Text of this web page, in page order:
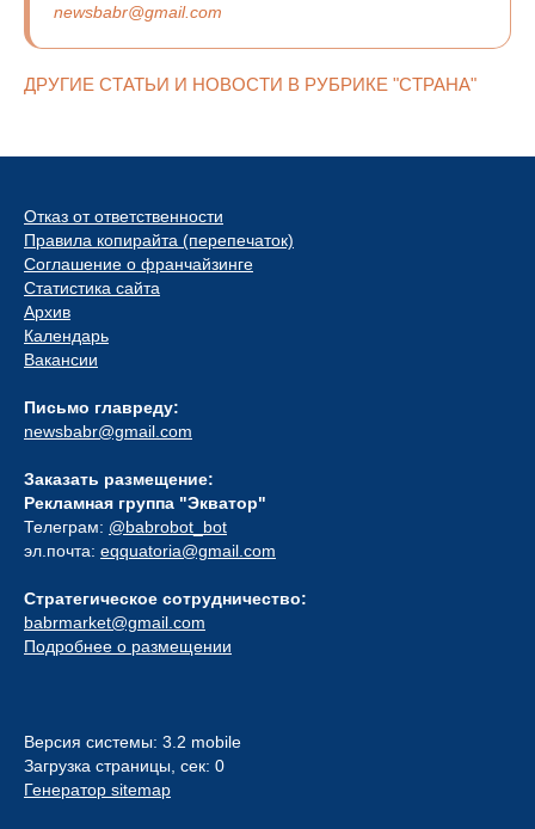
newsbabr@gmail.com
ДРУГИЕ СТАТЬИ И НОВОСТИ В РУБРИКЕ "СТРАНА"
Отказ от ответственности
Правила копирайта (перепечаток)
Соглашение о франчайзинге
Статистика сайта
Архив
Календарь
Вакансии
Письмо главреду:
newsbabr@gmail.com
Заказать размещение:
Рекламная группа "Экватор"
Телеграм: @babrobot_bot
эл.почта: eqquatoria@gmail.com
Стратегическое сотрудничество:
babrmarket@gmail.com
Подробнее о размещении
Версия системы: 3.2 mobile
Загрузка страницы, сек: 0
Генератор sitemap